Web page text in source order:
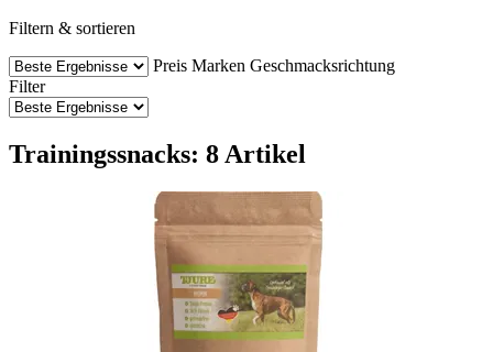
Filtern & sortieren
Preis Marken Geschmacksrichtung
Filter
Trainingssnacks: 8 Artikel